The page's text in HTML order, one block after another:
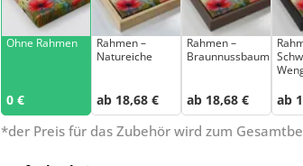
Ohne Rahmen
0 €
Rahmen –
Natureiche
ab 18,68 €
Rahmen –
Braunnussbaum
ab 18,68 € ab
*der Preis für das Zubehör wird zum